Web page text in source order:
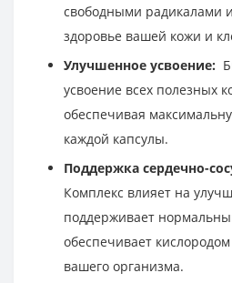
свободными радикалами
здоровье вашей кожи и
Улучшенное усвоение:
усвоение всех полезных
обеспечивая
каждой капсулы.
Поддержка сердечно-
Комплекс влияет на
поддерживает
обеспечивает
вашего организма.